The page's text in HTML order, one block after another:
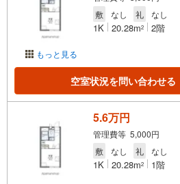
もっと見る
敷
なし 礼 なし
1K 20.28m2 2階
空室状況を問い合わせる
5.6万円
管理費等 5,000円
敷
なし 礼 なし
1K 20.28m2 1階